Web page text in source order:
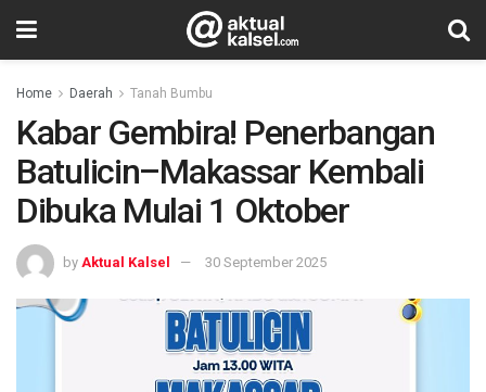
Home Daerah Tanah Bumbu
Kabar Gembira! Penerbangan
Batulicin–Makassar Kembali
Dibuka Mulai 1 Oktober
by Aktual Kalsel 30 September 2025